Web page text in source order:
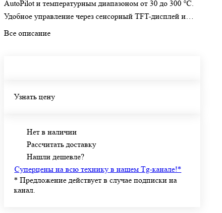
AutoPilot и температурным диапазоном от 30 до 300 °C.
Удобное управление через сенсорный TFT-дисплей и
инновационные функции для безупречной выпечки и легкой
Все описание
Узнать цену
Нет в наличии
Рассчитать доставку
Нашли дешевле?
Суперцены на всю технику в нашем Tg-канале!*
* Предложение действует в случае подписки на
канал.